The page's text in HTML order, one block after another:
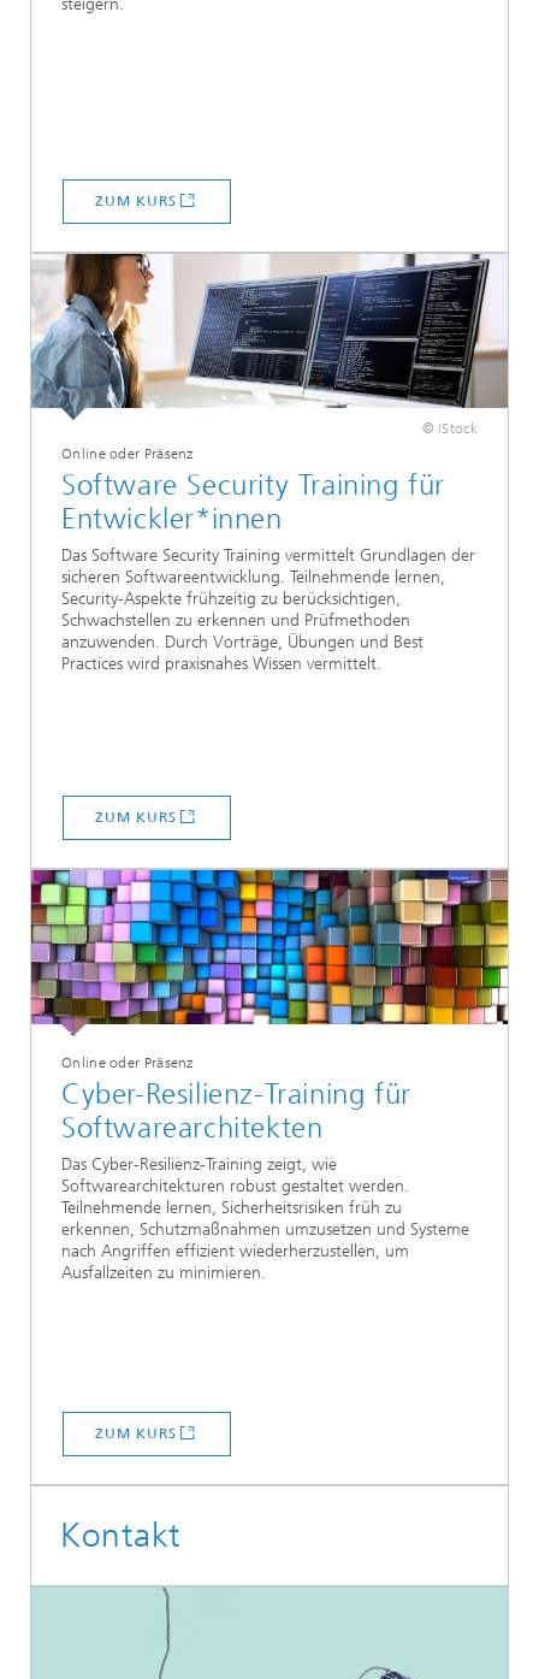
steigern.
ZUM KURS
© iStock
Online oder Präsenz
Software Security Training für
Entwickler*innen
Das Software Security Training vermittelt Grundlagen der
sicheren Softwareentwicklung. Teilnehmende lernen,
Security-Aspekte frühzeitig zu berücksichtigen,
Schwachstellen zu erkennen und Prüfmethoden
anzuwenden. Durch Vorträge, Übungen und Best
Practices wird praxisnahes Wissen vermittelt.
ZUM KURS
Online oder Präsenz
Cyber-Resilienz-Training für
Softwarearchitekten
Das Cyber-Resilienz-Training zeigt, wie
Softwarearchitekturen robust gestaltet werden.
Teilnehmende lernen, Sicherheitsrisiken früh zu
erkennen, Schutzmaßnahmen umzusetzen und Systeme
nach Angriffen effizient wiederherzustellen, um
Ausfallzeiten zu minimieren.
ZUM KURS
Kontakt